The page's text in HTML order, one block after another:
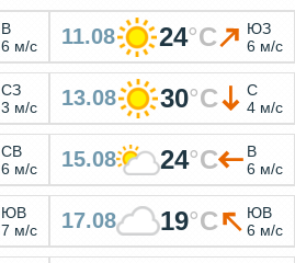
В
6 м/с
11.08 24°C
ЮЗ
6 м/с
СЗ
3 м/с
13.08 30°C
С
4 м/с
СВ
6 м/с
15.08 24°C
В
6 м/с
ЮВ
7 м/с
17.08 19°C
ЮВ
6 м/с